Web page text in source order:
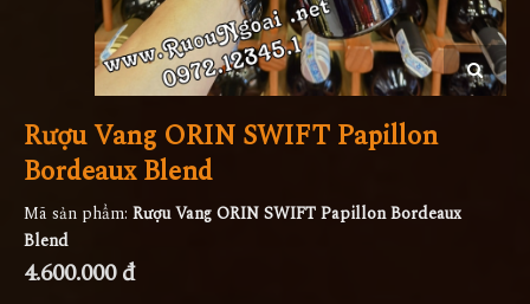
Rượu Vang ORIN SWIFT Papillon
Bordeaux Blend
Mã sản phẩm: Rượu Vang ORIN SWIFT Papillon Bordeaux
Blend
4.600.000 đ